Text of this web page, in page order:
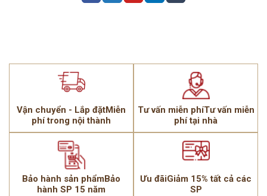
Vận chuyển - Lắp đặtMiễn
phí trong nội thành
Tư vấn miễn phíTư vấn miễn
phí tại nhà
Bảo hành sản phẩmBảo
hành SP 15 năm
Ưu đãiGiảm 15% tất cả các
SP